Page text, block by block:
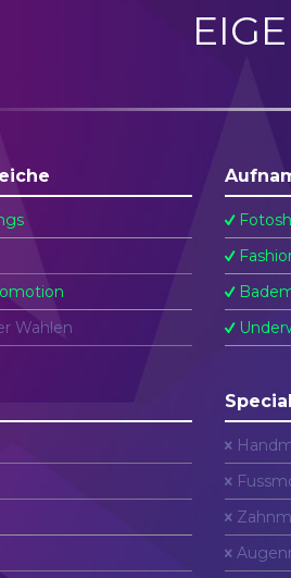
Wahlen